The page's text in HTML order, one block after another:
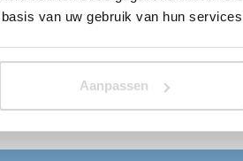
van uw gebruik van hun
Aanpassen